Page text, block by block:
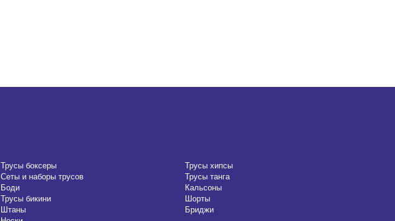
Трусы боксеры
Трусы хипсы
Сеты и наборы трусов
Трусы танга
Боди
Кальсоны
Трусы бикини
Шорты
Штаны
Бриджи